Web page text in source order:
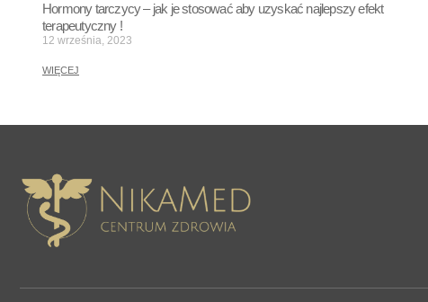
Hormony tarczycy – jak je stosować aby uzyskać najlepszy efekt
terapeutyczny !
12 września, 2023
WIĘCEJ